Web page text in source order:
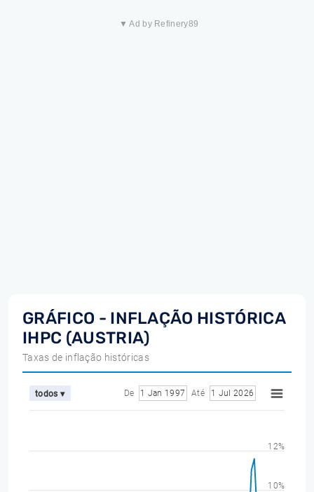
▼ Ad by Refinery89
GRÁFICO - INFLAÇÃO HISTÓRICA
IHPC (AUSTRIA)
Taxas de inflação históricas
todos ▾ De 1 Jan 1997 Até 1 Jul 2026
10%
12%